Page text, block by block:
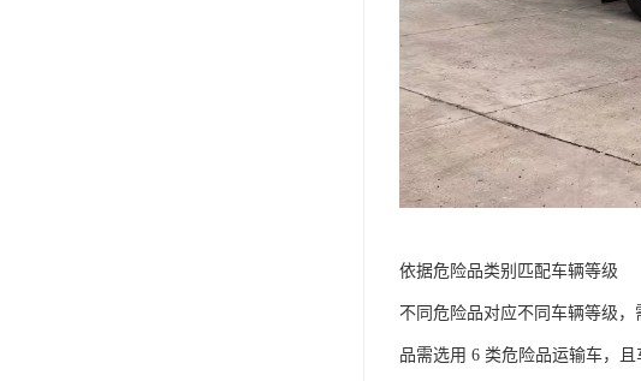
依据危险品类别匹配车辆等级​
不同危险品对应不同车辆等级
品需选用 6 类危险品运输车，